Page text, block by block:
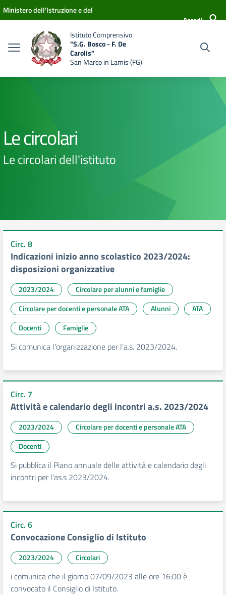
Vai ai contenuti
Vai al menu di navigazione
Vai al footer
Ministero dell'Istruzione e del
Accedi
Istituto Comprensivo
"S.G. Bosco - F. De
Carolis"
San Marco in Lamis (FG)
Le circolari
Le circolari dell'istituto
Circ. 8
Indicazioni inizio anno scolastico 2023/2024:
disposizioni organizzative
2023/2024
Circolare per alunni e famiglie
Circolare per docenti e personale ATA
Alunni
ATA
Docenti
Famiglie
Si comunica l'organizzazione per l'a.s. 2023/2024.
Circ. 7
Attività e calendario degli incontri a.s. 2023/2024
2023/2024
Circolare per docenti e personale ATA
Docenti
Si pubblica il Piano annuale delle attività e calendario degli
incontri per l'as.s 2023/2024.
Circ. 6
Convocazione Consiglio di Istituto
2023/2024 Circolari
i comunica che il giorno 07/09/2023 alle ore 16:00 è
convocato il Consiglio di Istituto.